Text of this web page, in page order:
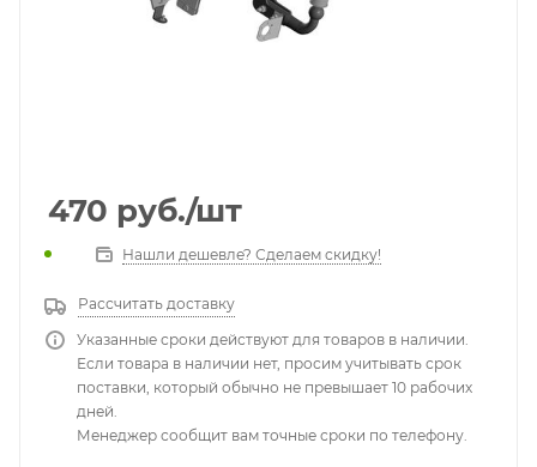
470 руб./шт
Нашли дешевле? Сделаем скидку!
Рассчитать доставку
Указанные сроки действуют для товаров в наличии.
Если товара в наличии нет, просим учитывать срок
поставки, который обычно не превышает 10 рабочих
дней.
Менеджер сообщит вам точные сроки по телефону.